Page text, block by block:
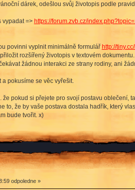
dárek, odešlou svůj životopis podle
vypadat => https://forum.zvb.cz/
povinni vyplnit minimálně formulář http://
rozšířený životopis v textovém dokumentu.
žádnou interakci ze strany rodiny, ani
a pokusíme se věc vyřešit.
že pokud si přejete pro svojí postavu oblečení,
to, že by vaše postava dostala hadřík, který
bude tvořit. x)
odpoledne »